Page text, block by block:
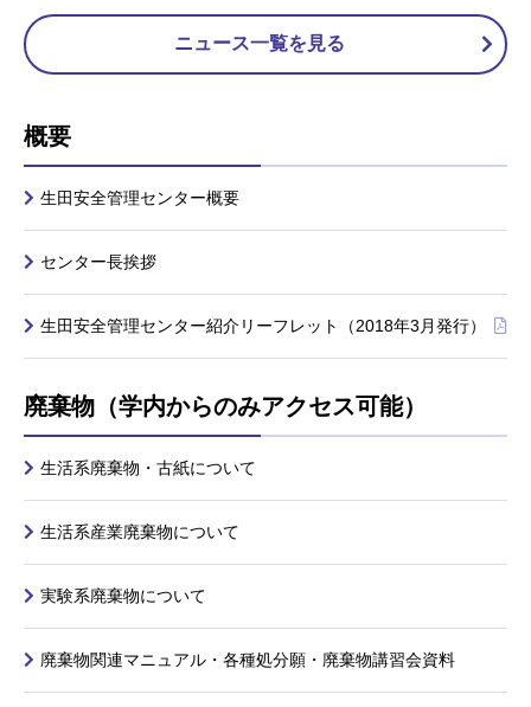
ニュース一覧を見る
概要
生田安全管理センター概要
センター長挨拶
生田安全管理センター紹介リーフレット（2018年3月発行）
廃棄物（学内からのみアクセス可能）
生活系廃棄物・古紙について
生活系産業廃棄物について
実験系廃棄物について
廃棄物関連マニュアル・各種処分願・廃棄物講習会資料